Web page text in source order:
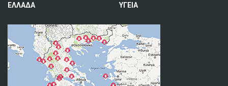
ΕΛΛΑΔΑ
ΥΓΕΙΑ